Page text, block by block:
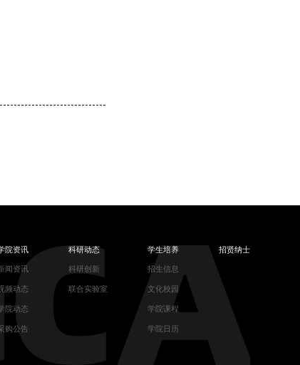
院资讯
闻资讯
频动态
院动态
购公告
科研动态
科研创新
联合实验室
学生培养
招生信息
文化校园
学院课程
学院日历
招贤纳士